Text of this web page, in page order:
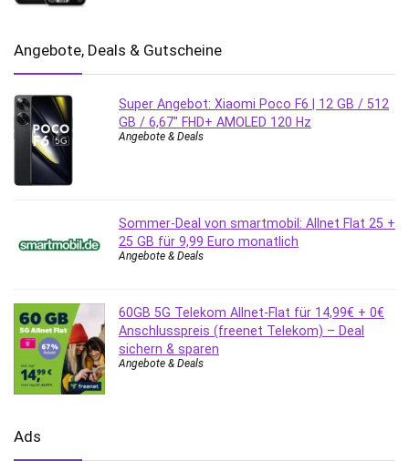
Angebote, Deals & Gutscheine
Super Angebot: Xiaomi Poco F6 | 12 GB / 512
GB / 6,67″ FHD+ AMOLED 120 Hz
Angebote & Deals
Sommer-Deal von smartmobil: Allnet Flat 25 +
25 GB für 9,99 Euro monatlich
Angebote & Deals
60GB 5G Telekom Allnet-Flat für 14,99€ + 0€
Anschlusspreis (freenet Telekom) – Deal
sichern & sparen
Angebote & Deals
Ads